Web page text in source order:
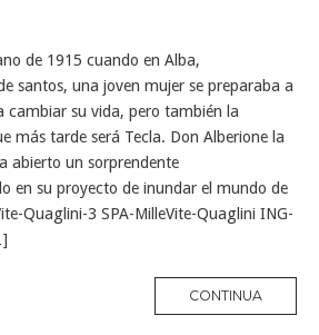
de 1915 cuando en Alba,
santos, una joven mujer se preparaba a
cambiar su vida, pero también la
más tarde será Tecla. Don Alberione la
abierto un sorprendente
en su proyecto de inundar el mundo de
Quaglini-3 SPA-MilleVite-Quaglini ING-
CONTINUA